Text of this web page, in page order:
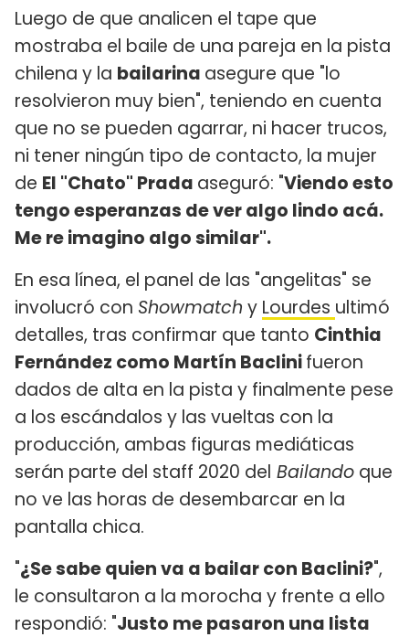
Luego de que analicen el tape que
mostraba el baile de una pareja en la pista
chilena y la bailarina asegure que "lo
resolvieron muy bien", teniendo en cuenta
que no se pueden agarrar, ni hacer trucos,
ni tener ningún tipo de contacto, la mujer
de El "Chato" Prada aseguró: "Viendo esto
tengo esperanzas de ver algo lindo acá.
Me re imagino algo similar".
En esa línea, el panel de las "angelitas" se
involucró con Showmatch y Lourdes ultimó
detalles, tras confirmar que tanto Cinthia
Fernández como Martín Baclinifueron
dados de alta en la pista y finalmente pese
a los escándalos y las vueltas con la
producción, ambas figuras mediáticas
serán parte del staff 2020 del Bailando que
no ve las horas de desembarcar en la
pantalla chica.
"¿Se sabe quien va a bailar con Baclini?",
le consultaron a la morocha y frente a ello
respondió: "Justo me pasaron una lista